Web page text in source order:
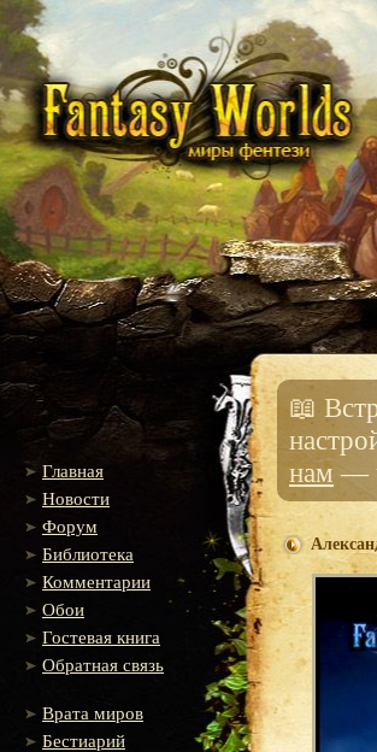
Главная
Новости
Форум
Библиотека
Комментарии
Обои
Гостевая книга
Обратная связь
Врата миров
Бестиарий
📖
нам —